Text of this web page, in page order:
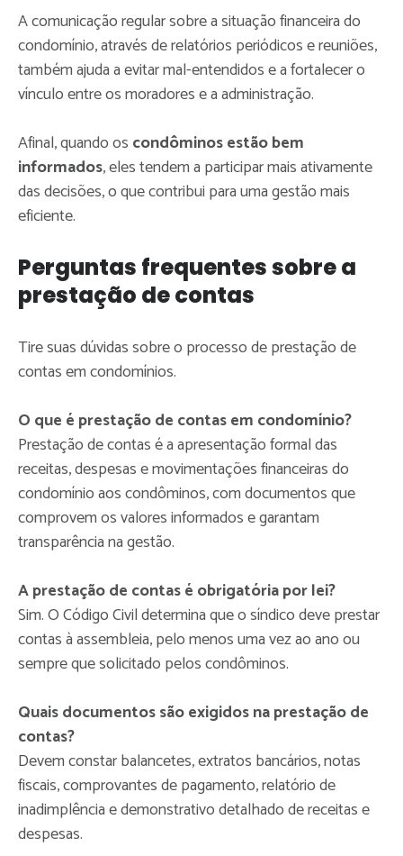
A comunicação regular sobre a situação financeira do
condomínio, através de relatórios periódicos e reuniões,
também ajuda a evitar mal-entendidos e a fortalecer o
vínculo entre os moradores e a administração.
Afinal, quando os condôminos estão bem
informados, eles tendem a participar mais ativamente
das decisões, o que contribui para uma gestão mais
eficiente.
Perguntas frequentes sobre a
prestação de contas
Tire suas dúvidas sobre o processo de prestação de
contas em condomínios.
O que é prestação de contas em condomínio?
Prestação de contas é a apresentação formal das
receitas, despesas e movimentações financeiras do
condomínio aos condôminos, com documentos que
comprovem os valores informados e garantam
transparência na gestão.
A prestação de contas é obrigatória por lei?
Sim. O Código Civil determina que o síndico deve prestar
contas à assembleia, pelo menos uma vez ao ano ou
sempre que solicitado pelos condôminos.
Quais documentos são exigidos na prestação de
contas?
Devem constar balancetes, extratos bancários, notas
fiscais, comprovantes de pagamento, relatório de
inadimplência e demonstrativo detalhado de receitas e
despesas.